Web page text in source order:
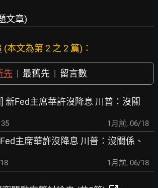
文章)
(本文為第 2 之 2 篇)：
先 | 最舊先 | 留言數
新Fed主席華許沒降息 川普：沒關
1月前, 06/18
主席華許沒降息 川普：沒關係、
1月前, 06/18